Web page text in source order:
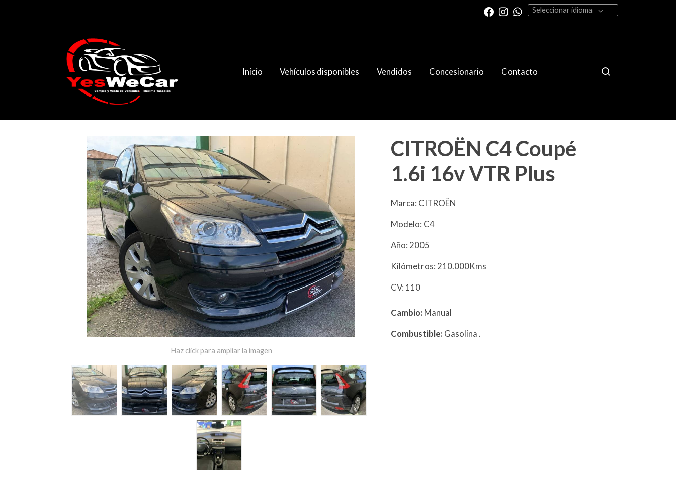
Seleccionar idioma
Inicio Vehículos disponibles Vendidos Concesionario Contacto
Catálogo CITROËN C4 Coupé 1.6i 16v VTR Plus
Haz click para ampliar la imagen
CITROËN C4 Coupé
1.6i 16v VTR Plus
Marca: CITROËN
Modelo: C4
Año: 2005
Kilómetros: 210.000Kms
CV: 110
Cambio: Manual
Combustible: Gasolina.